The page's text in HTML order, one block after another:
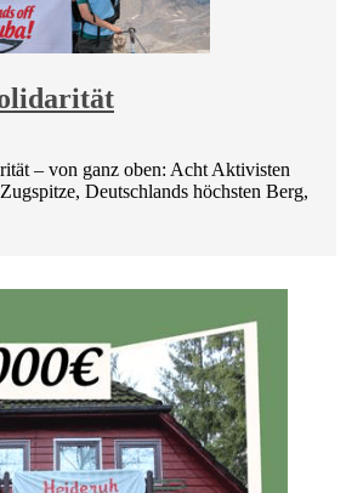
– von ganz oben: Acht Aktivisten
Deutschlands höchsten Berg,